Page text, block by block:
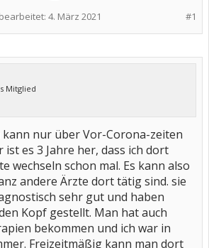
#1
4. März 2021
Mitglied
nur über Vor-Corona-zeiten
ist es 3 Jahre her, dass ich dort
wechseln schon mal. Es kann also
andere Ärzte dort tätig sind. sie
sehr gut und haben
Kopf gestellt. Man hat auch
bekommen und ich war in
Freizeitmäßig kann man dort